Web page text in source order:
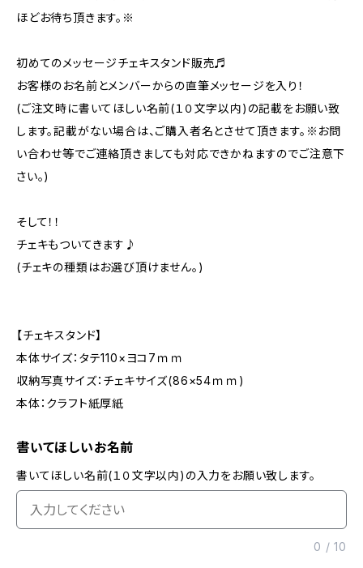
ほどお待ち頂きます。※
初めてのメッセージチェキスタンド販売♬
お客様のお名前とメンバーからの直筆メッセージを入り！
(ご注文時に書いてほしい名前(１０文字以内)の記載をお願い致
します。記載がない場合は、ご購入者名とさせて頂きます。※お問
い合わせ等でご連絡頂きましても対応できかねますのでご注意下
さい。)
そして！！
チェキもついてきます♪
(チェキの種類はお選び頂けません。)
【チェキスタンド】
本体サイズ：タテ110×ヨコ7ｍｍ
収納写真サイズ：チェキサイズ(86×54ｍｍ)
本体：クラフト紙厚紙
書いてほしいお名前
書いてほしい名前(１０文字以内)の入力をお願い致します。
0 /10